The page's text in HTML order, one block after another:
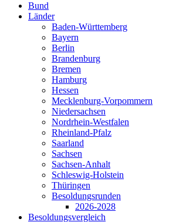
Bund
Länder
Baden-Württemberg
Bayern
Berlin
Brandenburg
Bremen
Hamburg
Hessen
Mecklenburg-Vorpommern
Niedersachsen
Nordrhein-Westfalen
Rheinland-Pfalz
Saarland
Sachsen
Sachsen-Anhalt
Schleswig-Holstein
Thüringen
Besoldungsrunden
2026-2028
Besoldungsvergleich